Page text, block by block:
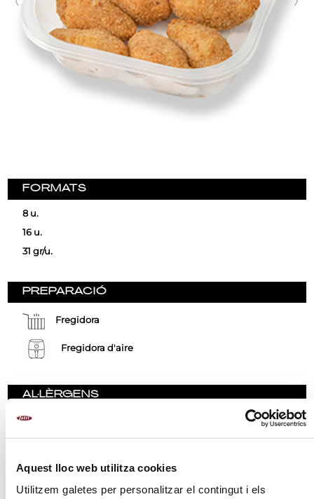
Aquest lloc web utilitza cookies
Utilitzem galetes per personalitzar el contingut i els
FORMATS
8 u.
16 u.
31 gr/u.
PREPARACIÓ
Fregidora
Fregidora d'aire
AL·LÈRGENS
Llet i els seus derivats (inclosa la lactosa)
Cereals que continguin gluten i productes derivats.